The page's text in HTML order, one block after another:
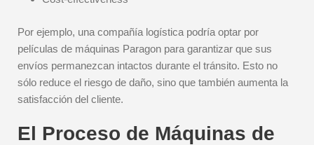
Por ejemplo, una compañía logística podría optar por
películas de máquinas Paragon para garantizar que sus
envíos permanezcan intactos durante el tránsito. Esto no
sólo reduce el riesgo de daño, sino que también aumenta la
satisfacción del cliente.
El Proceso de Máquinas de